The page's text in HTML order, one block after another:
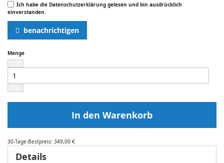
Ich habe die Datenschutzerklärung gelesen und bin ausdrücklich
einverstanden.
benachrichtigen
Menge
In den Warenkorb
30-Tage-Bestpreis: 349,00 €
Details